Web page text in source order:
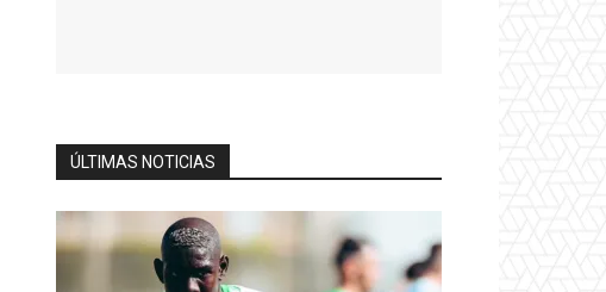
ÚLTIMAS NOTICIAS